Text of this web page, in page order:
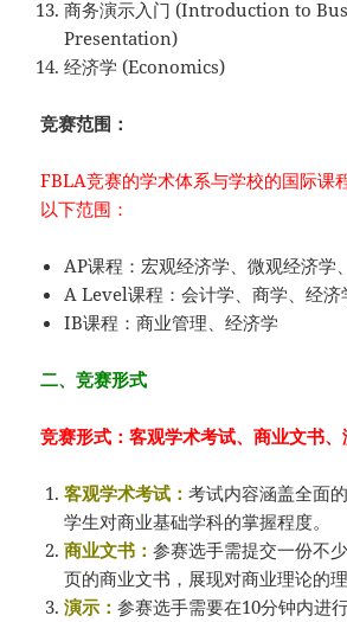
商务演示入门 (Introduction to
Presentation)
经济学 (Economics)
竞赛范围：
FBLA竞赛的学术体系与学校的国际课
以下范围：
AP课程：宏观经济学、微观经济学
A Level课程：会计学、商学、经济
IB课程：商业管理、经济学
二、竞赛形式
竞赛形式：客观学术考试、商业文书、
客观学术考试：考试内容涵盖全面
学生对商业基础学科的掌握程度。
商业文书：参赛选手需提交一份不
页的商业文书，展现对商业理论的
演示：参赛选手需要在10分钟内进